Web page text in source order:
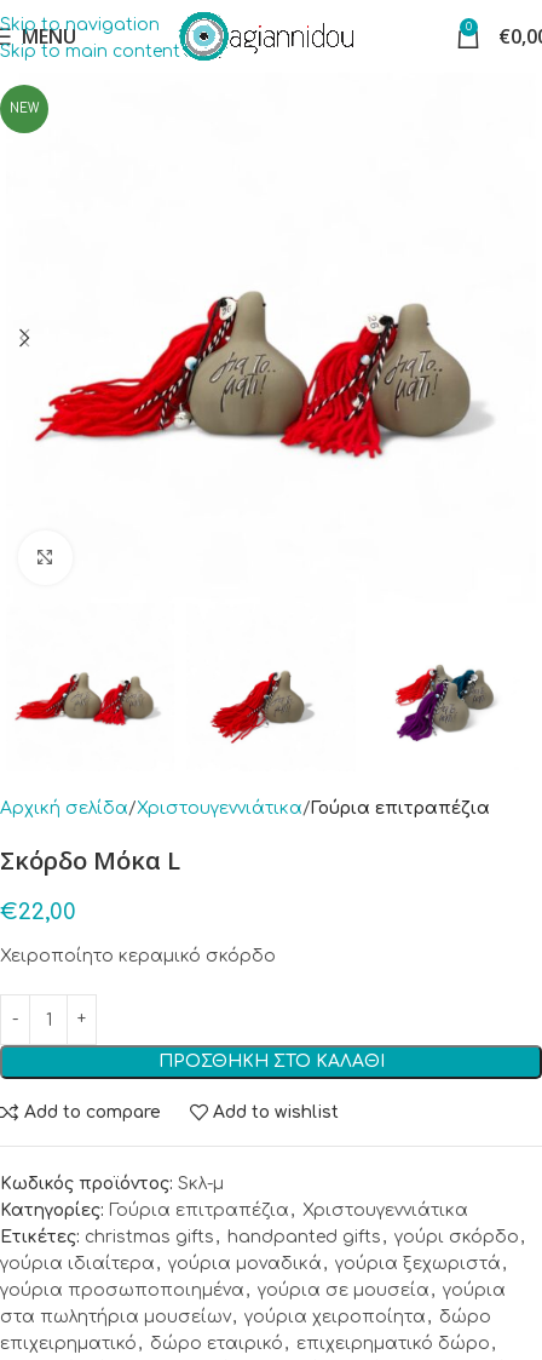
Skip to navigation
Skip to main content
MENU 0 €
NEW
Αρχική σελίδα Χριστουγεννιάτικα Γούρια επιτραπέζια
Σκόρδο Μόκα L
€22,00
Χειροποίητο κεραμικό σκόρδο
ΠΡΟΣΘΉΚΗ ΣΤΟ ΚΑΛΆΘΙ
Add to compare Add to wishlist
Κωδικός προϊόντος: Sκλ-μ
Κατηγορίες:
Γούρια επιτραπέζια , Χριστουγεννιάτικα
Ετικέτες: christmas gifts , handpanted gifts , γούρι σκόρδο ,
γούρια ιδιαίτερα , γούρια μοναδικά , γούρια ξεχωριστά ,
γούρια προσωποποιημένα , γούρια σε μουσεία , γούρια
στα πωλητήρια μουσείων, γούρια χειροποίητα , δώρο
επιχειρηματικό , δώρο εταιρικό , επιχειρηματικό δώρο ,